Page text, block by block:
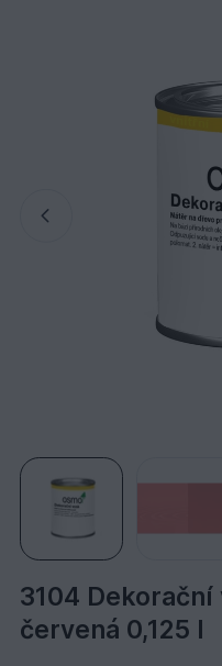
3104
červená 0,125 l